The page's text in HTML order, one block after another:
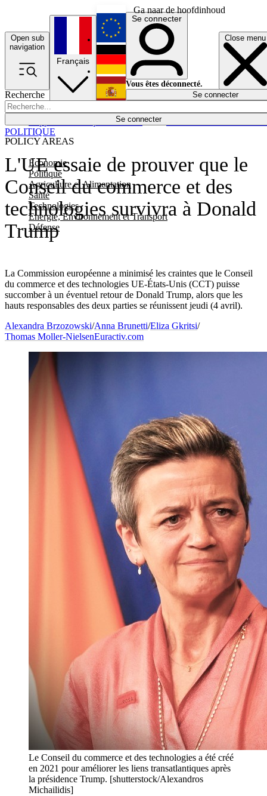
Ga naar de hoofdinhoud
Open sub
navigation
Close menu
Recherche
Se connecter
POLICY AREAS
Economie
Politique
Agriculture et Alimentation
Santé
Technologies
Energie, Environnement et Transport
Défense
Économie
Français
English
Deutsch
Español
Se connecter
Vous êtes déconnecté.
Se connecter
L'UE essaie de prouver que le
Conseil du commerce et des
technologies survivra à Donald
Trump
La Commission européenne a minimisé les craintes que le Conseil
du commerce et des technologies UE-États-Unis (CCT) puisse
succomber à un éventuel retour de Donald Trump, alors que les
hauts responsables des deux parties se réunissent jeudi (4 avril).
POLITIQUE
Alexandra Brzozowski/Anna Brunetti/Eliza Gkritsi/
Thomas Moller-NielsenEuractiv.com
Le Conseil du commerce et des technologies a été créé
en 2021 pour améliorer les liens transatlantiques après
la présidence Trump. [shutterstock/Alexandros
Michailidis]